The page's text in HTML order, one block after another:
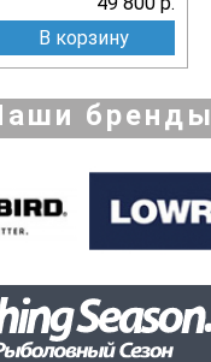
В корзину
бренды